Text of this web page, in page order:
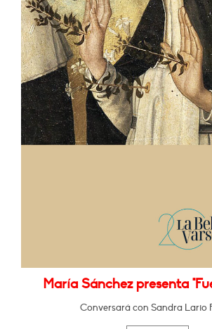
María Sánchez presenta
Conversará con Sandra Lario